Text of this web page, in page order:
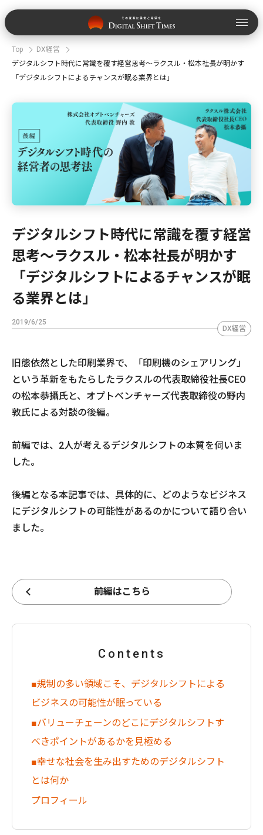
Top
DX経営
デジタルシフト時代に常識を覆す経営思考～ラクスル・松本社長が明かす
「デジタルシフトによるチャンスが眠る業界とは」
デジタルシフト時代に常識を覆す経営
思考～ラクスル・松本社長が明かす
「デジタルシフトによるチャンスが眠
る業界とは」
2019/6/25
DX経営
旧態依然とした印刷業界で、「印刷機のシェアリング」
という革新をもたらしたラクスルの代表取締役社長CEO
の松本恭攝氏と、オプトベンチャーズ代表取締役の野内
敦氏による対談の後編。
前編では、2人が考えるデジタルシフトの本質を伺いま
した。
後編となる本記事では、具体的に、どのようなビジネス
にデジタルシフトの可能性があるのかについて語り合い
ました。
前編はこちら
Contents
■規制の多い領域こそ、デジタルシフトによる
ビジネスの可能性が眠っている
■バリューチェーンのどこにデジタルシフトす
べきポイントがあるかを見極める
■幸せな社会を生み出すためのデジタルシフト
とは何か
プロフィール